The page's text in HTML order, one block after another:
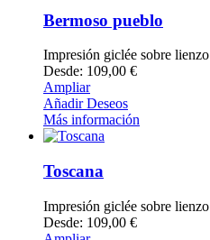
Bermoso pueblo
Impresión giclée sobre lienzo
Desde: 109,00 €
Ampliar
Añadir Deseos
Más información
Toscana
Impresión giclée sobre lienzo
Desde: 109,00 €